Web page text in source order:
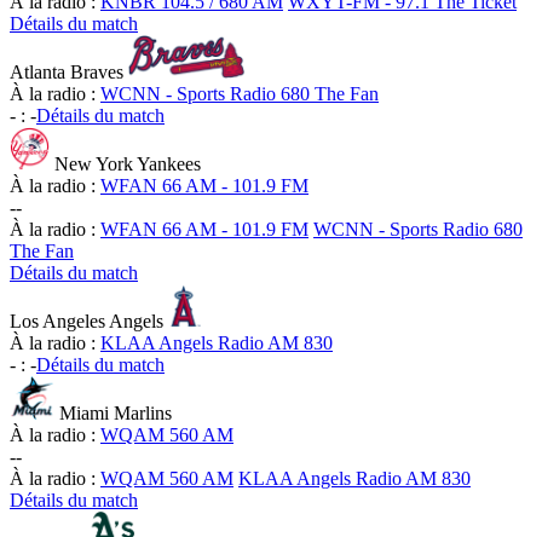
Détails du match
Atlanta Braves
À la radio : WCNN - Sports Radio 680 The Fan
- : -Détails du match
New York Yankees
À la radio : WFAN 66 AM - 101.9 FM
--
À la radio : WFAN 66 AM - 101.9 FM WCNN - Sports Radio 680
The Fan
Détails du match
Los Angeles Angels
À la radio : KLAA Angels Radio AM 830
- : -Détails du match
Miami Marlins
À la radio : WQAM 560 AM
--
À la radio : WQAM 560 AM KLAA Angels Radio AM 830
Détails du match